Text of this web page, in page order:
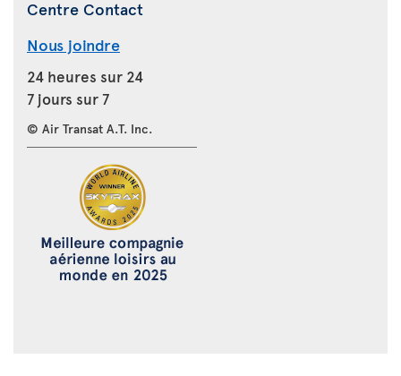
Centre Contact
Nous joindre
24 heures sur 24
7 jours sur 7
© Air Transat A.T. Inc.